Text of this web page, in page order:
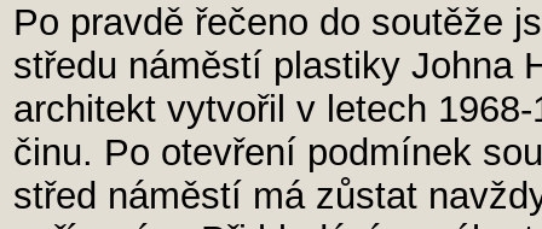
Po pravdě řečeno do soutěže
středu náměstí plastiky Johna
architekt vytvořil v letech
činu. Po otevření podmínek
střed náměstí má zůstat